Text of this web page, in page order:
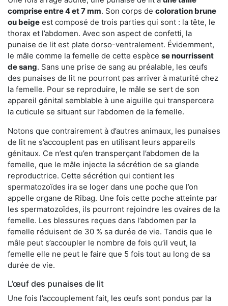
comprise entre 4 et 7 mm. Son corps de coloration brune
ou beige est composé de trois parties qui sont : la tête, le
thorax et l’abdomen. Avec son aspect de confetti, la
punaise de lit est plate dorso-ventralement. Évidemment,
le mâle comme la femelle de cette espèce se nourrissent
de sang. Sans une prise de sang au préalable, les œufs
des punaises de lit ne pourront pas arriver à maturité chez
la femelle. Pour se reproduire, le mâle se sert de son
appareil génital semblable à une aiguille qui transpercera
la cuticule se situant sur l’abdomen de la femelle.
Notons que contrairement à d’autres animaux, les punaises
de lit ne s’accouplent pas en utilisant leurs appareils
génitaux. Ce n’est qu’en transperçant l’abdomen de la
femelle, que le mâle injecte la sécrétion de sa glande
reproductrice. Cette sécrétion qui contient les
spermatozoïdes ira se loger dans une poche que l’on
appelle organe de Ribag. Une fois cette poche atteinte par
les spermatozoïdes, ils pourront rejoindre les ovaires de la
femelle. Les blessures reçues dans l’abdomen par la
femelle réduisent de 30 % sa durée de vie. Tandis que le
mâle peut s’accoupler le nombre de fois qu’il veut, la
femelle elle ne peut le faire que 5 fois tout au long de sa
durée de vie.
L’œuf des punaises de lit
Une fois l’accouplement fait, les œufs sont pondus par la